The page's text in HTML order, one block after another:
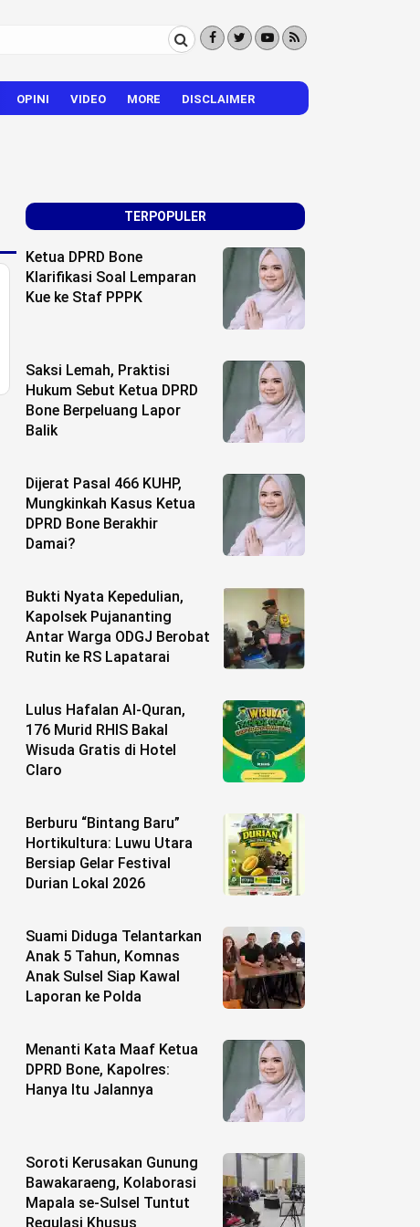
OPINI VIDEO MORE DISCLAIMER
TERPOPULER
Ketua DPRD Bone
Klarifikasi Soal Lemparan
Kue ke Staf PPPK
Saksi Lemah, Praktisi
Hukum Sebut Ketua DPRD
Bone Berpeluang Lapor
Balik
Dijerat Pasal 466 KUHP,
Mungkinkah Kasus Ketua
DPRD Bone Berakhir
Damai?
Bukti Nyata Kepedulian,
Kapolsek Pujananting
Antar Warga ODGJ Berobat
Rutin ke RS Lapatarai
Lulus Hafalan Al-Quran,
176 Murid RHIS Bakal
Wisuda Gratis di Hotel
Claro
Berburu “Bintang Baru”
Hortikultura: Luwu Utara
Bersiap Gelar Festival
Durian Lokal 2026
Suami Diduga Telantarkan
Anak 5 Tahun, Komnas
Anak Sulsel Siap Kawal
Laporan ke Polda
Menanti Kata Maaf Ketua
DPRD Bone, Kapolres:
Hanya Itu Jalannya
Soroti Kerusakan Gunung
Bawakaraeng, Kolaborasi
Mapala se-Sulsel Tuntut
Regulasi Khusus